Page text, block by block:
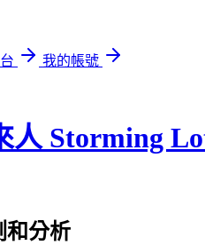
我的帳號
人 Storming
和分析